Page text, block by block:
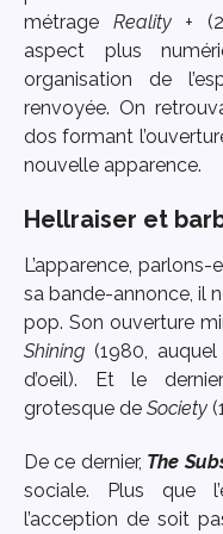
métrage Reality +
aspect plus
organisation de
renvoyée. On
dos formant
nouvelle apparence.
Hellraiser et
L’apparence,
sa bande-annonce, il
pop. Son ouverture
Shining(1980,
d’oeil). Et le
grotesque de Society
De ce dernier, The
sociale. Plus que
l’acception de soit